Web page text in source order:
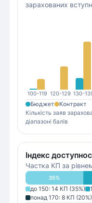
зарахованих
100-119 120-129 130-
Бюджет
Контракт
Кількість заяв
діапазоні балів
Індекс
Частка КП за
35%
до 150: 14 КП (35%)
понад 170: 8 КП (20%)